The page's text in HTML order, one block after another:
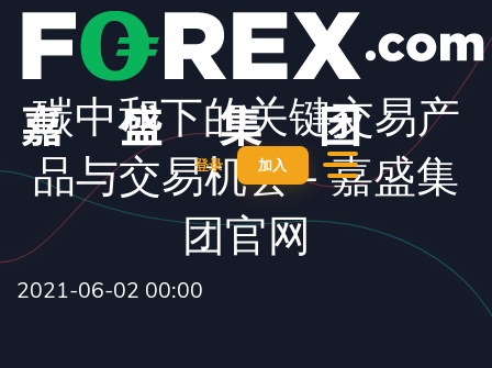
登录 加入
碳中和下的关键交易产
品与交易机会 - 嘉盛集
团官网
2021-06-02 00:00